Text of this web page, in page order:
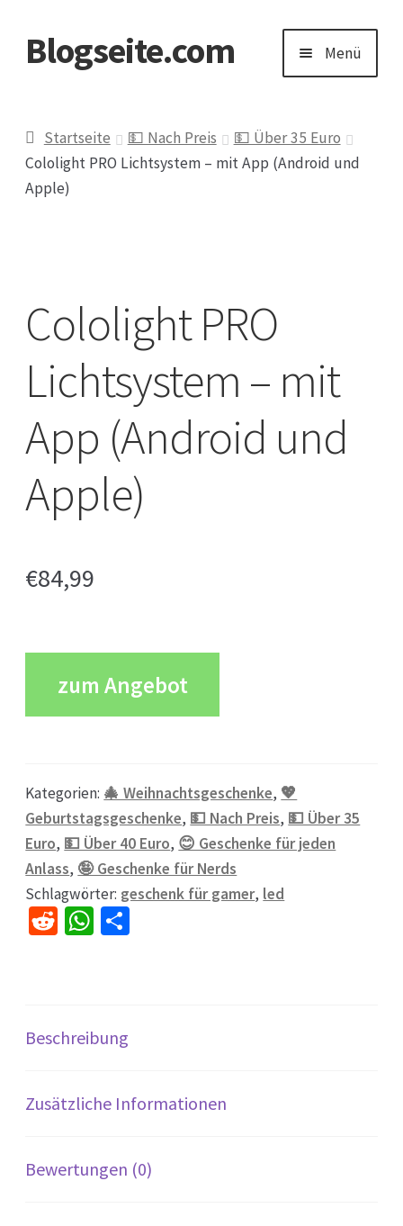
Zur
Navigation
Zum
Blogseite.com Menü
Datenschutzerklärung
Startseite 💵 Nach Preis
💵 Über 35 Euro
Cololight PRO Lichtsystem – mit App (Android und
Apple)
Cololight PRO
Lichtsystem – mit
App (Android und
Apple)
€84,99
zum Angebot
Kategorien: 🎄 Weihnachtsgeschenke, 💖
Geburtstagsgeschenke, 💵 Nach Preis, 💵 Über 35
Euro, 💵 Über 40 Euro, 😊 Geschenke für jeden
Anlass, 🤪 Geschenke für Nerds
Schlagwörter: geschenk für gamer, led
R
t
W
p
Beschreibung
Zusätzliche Informationen
Bewertungen (0)